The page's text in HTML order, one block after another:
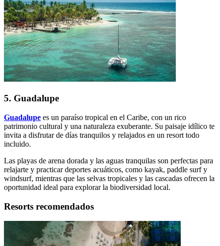
5. Guadalupe
Guadalupe es un paraíso tropical en el Caribe, con un rico
patrimonio cultural y una naturaleza exuberante. Su paisaje idílico te
invita a disfrutar de días tranquilos y relajados en un resort todo
incluido.
Las playas de arena dorada y las aguas tranquilas son perfectas para
relajarte y practicar deportes acuáticos, como kayak, paddle surf y
windsurf, mientras que las selvas tropicales y las cascadas ofrecen la
oportunidad ideal para explorar la biodiversidad local.
Resorts recomendados